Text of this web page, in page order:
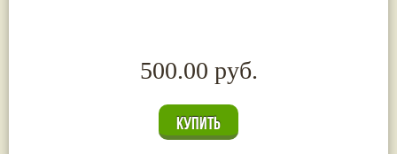
500.00 руб.